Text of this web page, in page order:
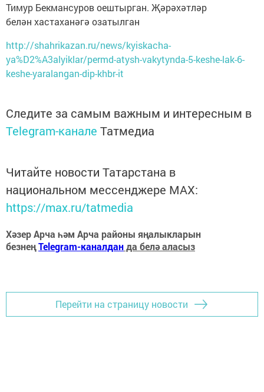
Тимур Бекмансуров оештырган. Җәрәхәтләр
белән хастаханәгә озатылган
http://shahrikazan.ru/news/kyiskacha-
ya%D2%A3alyiklar/permd-atysh-vakytynda-5-keshe-lak-6-
keshe-yaralangan-dip-khbr-it
Следите за самым важным и интересным в
Telegram-канале Татмедиа
Читайте новости Татарстана в
национальном мессенджере MАХ:
https://max.ru/tatmedia
Хәзер Арча һәм Арча районы яңалыкларын
безнеңTelegram-каналданда белә аласыз
Перейти на страницу новости